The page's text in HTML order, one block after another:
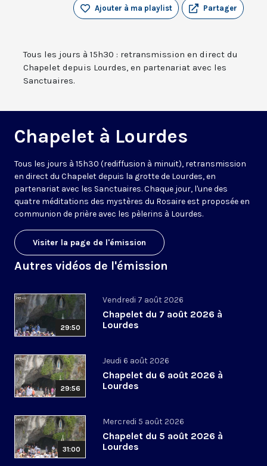
Partager
Ajouter à ma playlist
Tous les jours à 15h30 : retransmission en direct du
Chapelet depuis Lourdes, en partenariat avec les
Sanctuaires.
Chapelet à Lourdes
Tous les jours à 15h30 (rediffusion à minuit), retransmission
en direct du Chapelet depuis la grotte de Lourdes, en
partenariat avec les Sanctuaires. Chaque jour, l'une des
quatre méditations des mystères du Rosaire est proposée en
communion de prière avec les pèlerins à Lourdes.
Visiter la page de l'émission
Autres vidéos de l'émission
29:50
Vendredi 7 août 2026
Chapelet du 7 août 2026 à
Lourdes
29:56
Jeudi 6 août 2026
Chapelet du 6 août 2026 à
Lourdes
31:00
Mercredi 5 août 2026
Chapelet du 5 août 2026 à
Lourdes